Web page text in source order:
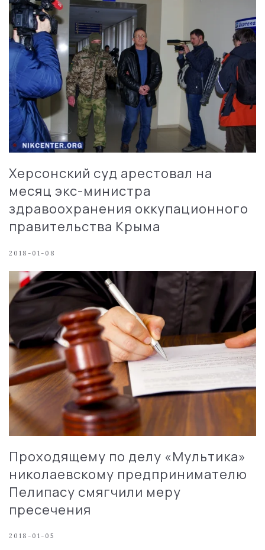
Херсонский суд арестовал на
месяц экс-министра
здравоохранения оккупационного
правительства Крыма
2018-01-08
Проходящему по делу «Мультика»
николаевскому предпринимателю
Пелипасу смягчили меру
пресечения
2018-01-05